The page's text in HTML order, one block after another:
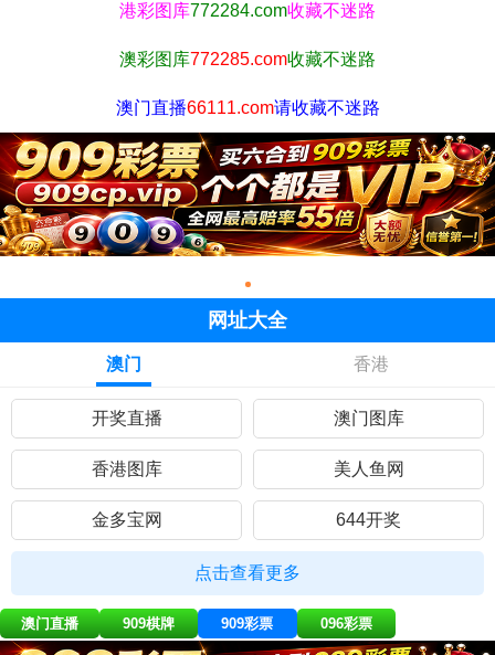
港彩图库772284.com收藏不迷路
澳彩图库772285.com收藏不迷路
澳门直播66111.com请收藏不迷路
网址大全
澳门 香港
开奖直播 澳门图库
香港图库 美人鱼网
金多宝网 644开奖
九五至尊 曾道人网
点击查看更多
澳门直播 909棋牌 909彩票 096彩票